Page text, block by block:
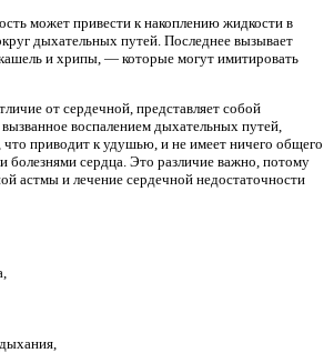
может привести к накоплению жидкости в
дыхательных путей. Последнее вызывает
и хрипы, — которые могут имитировать
от сердечной, представляет собой
воспалением дыхательных путей,
что приводит к удушью, и не имеет ничего общего
болезнями сердца. Это различие важно, потому
астмы и лечение сердечной недостаточности